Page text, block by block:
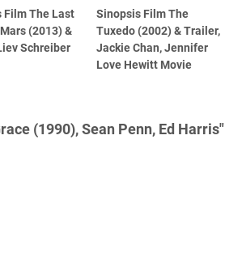
Film The Last
(2013) &
Schreiber
Sinopsis Film The
Tuxedo (2002) & Trailer,
Jackie Chan, Jennifer
Love Hewitt Movie
(1990), Sean Penn, Ed Harris"